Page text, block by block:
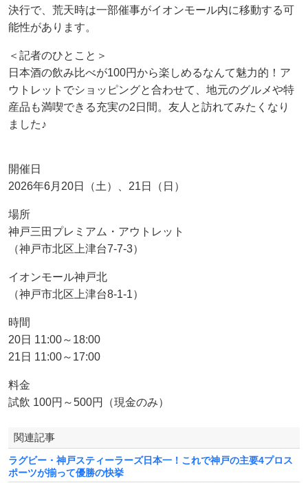
決行で、荒天時は一部催事がイオンモール内に移動する可
能性があります。
＜記者のひとこと＞
日本酒の飲み比べが100円から楽しめるなんて魅力的！ア
ウトレットでショッピングと合わせて、地元のグルメや特
産品も満喫できる充実の2日間。友人と訪れてみたくなり
ました♪
開催日
2026年6月20日（土）、21日（日）
場所
神戸三田プレミアム・アウトレット
（神戸市北区上津台7-7-3）
イオンモール神戸北
（神戸市北区上津台8-1-1）
時間
20日 11:00～18:00
21日 11:00～17:00
料金
試飲 100円～500円（現金のみ）
関連記事
ラグビー・神戸スティーラーズ日本一！これで神戸の主要4プロス
ポーツが揃って優勝の快挙